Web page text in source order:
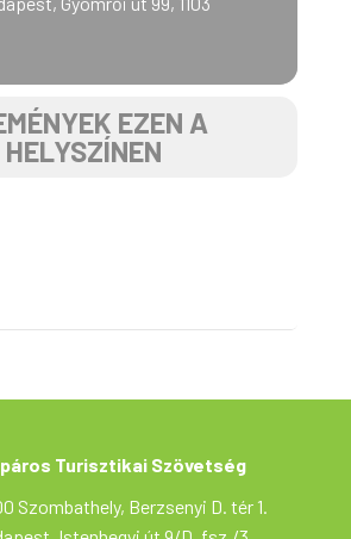
EZEN A
HELYSZÍNEN
Turisztikai Szövetség
Szombathely, Berzsenyi D. tér 1.